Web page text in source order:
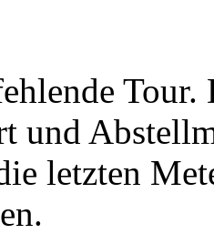
und
letzten